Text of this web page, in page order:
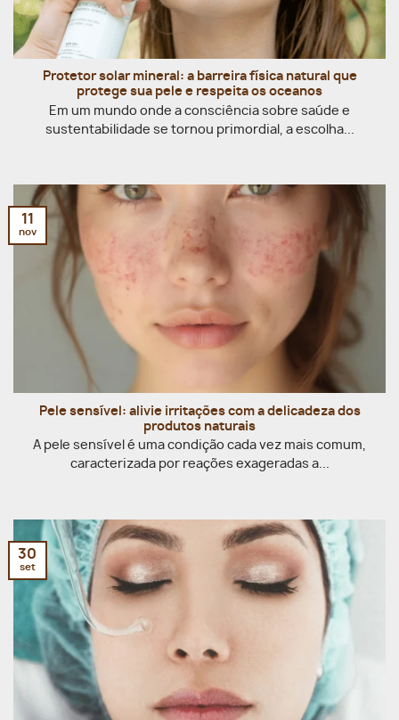
Protetor solar mineral: a barreira física natural que
protege sua pele e respeita os oceanos
Em um mundo onde a consciência sobre saúde e
sustentabilidade se tornou primordial, a escolha...
Pele sensível: alivie irritações com a delicadeza dos
produtos naturais
A pele sensível é uma condição cada vez mais comum,
caracterizada por reações exageradas a...
11
nov
30
set